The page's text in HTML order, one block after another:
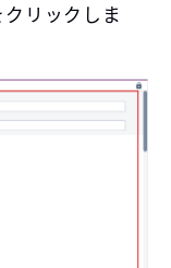
リックしま